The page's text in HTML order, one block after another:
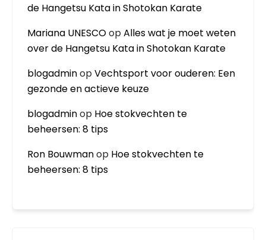
de Hangetsu Kata in Shotokan Karate
Mariana UNESCOopAlles wat je moet weten
over de Hangetsu Kata in Shotokan Karate
blogadminopVechtsport voor ouderen: Een
gezonde en actieve keuze
blogadminop Hoe stokvechten te
beheersen: 8 tips
Ron Bouwmanop Hoe stokvechten te
beheersen: 8 tips